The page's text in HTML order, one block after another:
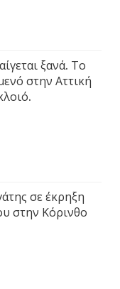
ξανά. Το
στην Αττική
σε έκρηξη
στην Κόρινθο